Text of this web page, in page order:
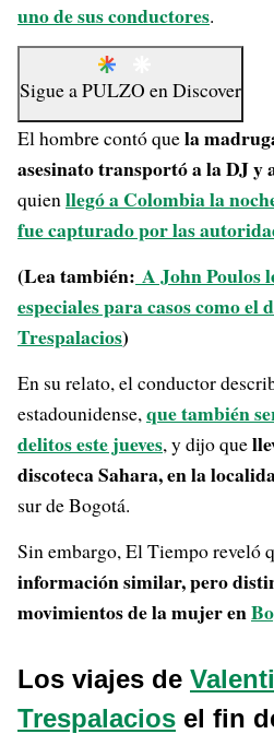
uno de sus conductores.
Sigue aPULZO enDiscover
El hombre contó quela
asesinato transportó a la DJ y
quienllegó a Colombia la
fue capturado por las
(Lea también: A John Poulos
especiales para casos como el
Trespalacios)
En su relato, el conductor
estadounidense,que también
delitos este jueves, y dijo que
discoteca Sahara, en la
sur de Bogotá.
Sin embargo, El Tiempo reveló
información similar, pero
movimientos de la mujer en
Los viajes de
Trespalacios el fin